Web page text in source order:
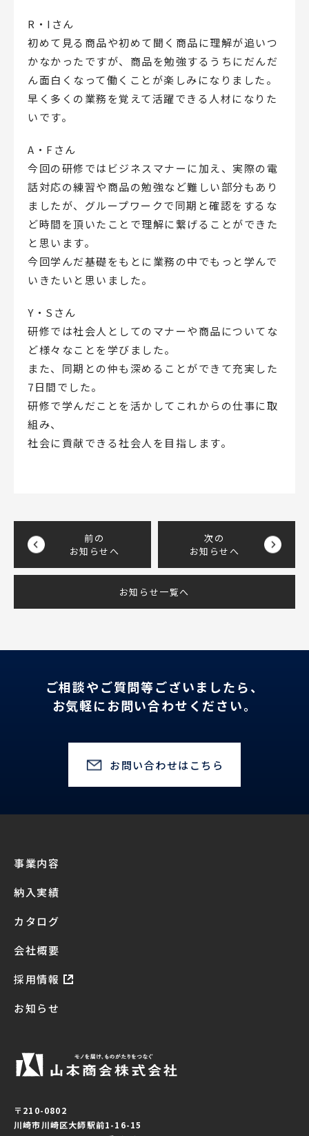
R・Iさん
初めて見る商品や初めて聞く商品に理解が追いつ
かなかったですが、商品を勉強するうちにだんだ
ん面白くなって働くことが楽しみになりました。
早く多くの業務を覚えて活躍できる人材になりた
いです。
A・Fさん
今回の研修ではビジネスマナーに加え、実際の電
話対応の練習や商品の勉強など難しい部分もあり
ましたが、グループワークで同期と確認をするな
ど時間を頂いたことで理解に繋げることができた
と思います。
今回学んだ基礎をもとに業務の中でもっと学んで
いきたいと思いました。
Y・Sさん
研修では社会人としてのマナーや商品についてな
ど様々なことを学びました。
また、同期との仲も深めることができて充実した
7日間でした。
研修で学んだことを活かしてこれからの仕事に取
組み、
社会に貢献できる社会人を目指します。
前の
お知らせへ
お知らせ一覧へ
次の
お知らせへ
ご相談やご質問等ございましたら、
お気軽にお問い合わせください。
お問い合わせはこちら
〒210-0802
川崎市川崎区大師駅前1-16-15
事業内容
納入実績
カタログ
会社概要
採用情報
お知らせ